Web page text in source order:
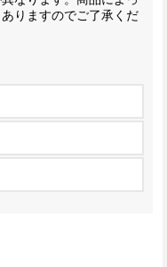
りますのでご了承くだ